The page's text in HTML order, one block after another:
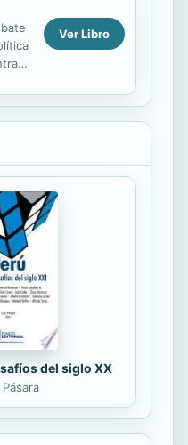
Ver Libro
del siglo XX